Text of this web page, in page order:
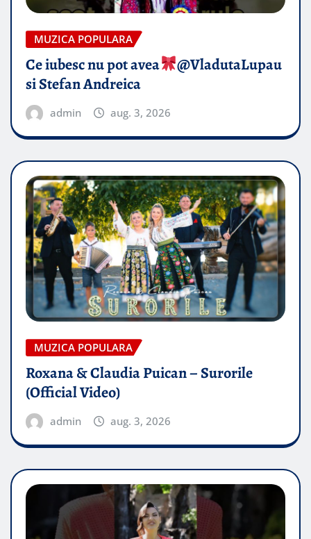
MUZICA POPULARA
Ce iubesc nu pot avea
​@VladutaLupau
si Stefan Andreica
admin aug. 3, 2026
MUZICA POPULARA
Roxana & Claudia Puican – Surorile
(Official Video)
admin aug. 3, 2026